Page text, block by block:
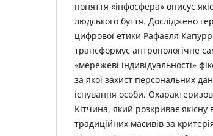
поняття «інфосфера» описує
людського буття. Досліджено
цифрової етики Рафаеля
трансформує антропологічне
«мережеві індивідуальності»
за якої захист персональних
існування особи.
Кітчина, який розкриває якісну
традиційних масивів за